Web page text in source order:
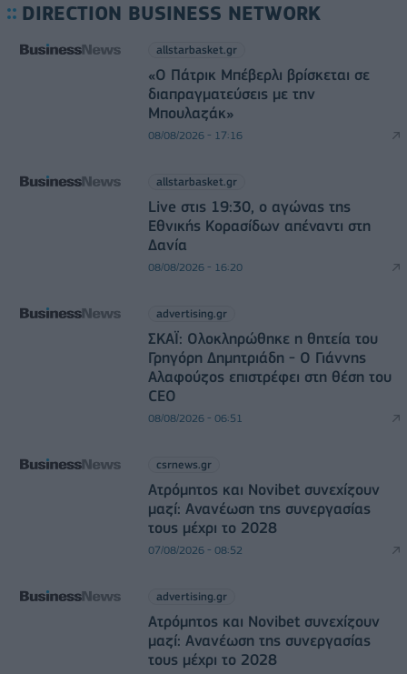
DIRECTION BUSINESS NETWORK
allstarbasket.gr
«Ο Πάτρικ Μπέβερλι βρίσκεται σε
διαπραγματεύσεις με την
Μπουλαζάκ»
08/08/2026 - 17:16
allstarbasket.gr
Live στις 19:30, ο αγώνας της
Εθνικής Κορασίδων απέναντι στη
Δανία
08/08/2026 - 16:20
advertising.gr
ΣΚΑΪ: Ολοκληρώθηκε η θητεία του
Γρηγόρη Δημητριάδη - Ο Γιάννης
Αλαφούζος επιστρέφει στη θέση του
CEO
08/08/2026 - 06:51
csrnews.gr
Ατρόμητος και Novibet συνεχίζουν
μαζί: Ανανέωση της συνεργασίας
τους μέχρι το 2028
07/08/2026 - 08:52
advertising.gr
Ατρόμητος και Novibet συνεχίζουν
μαζί: Ανανέωση της συνεργασίας
τους μέχρι το 2028